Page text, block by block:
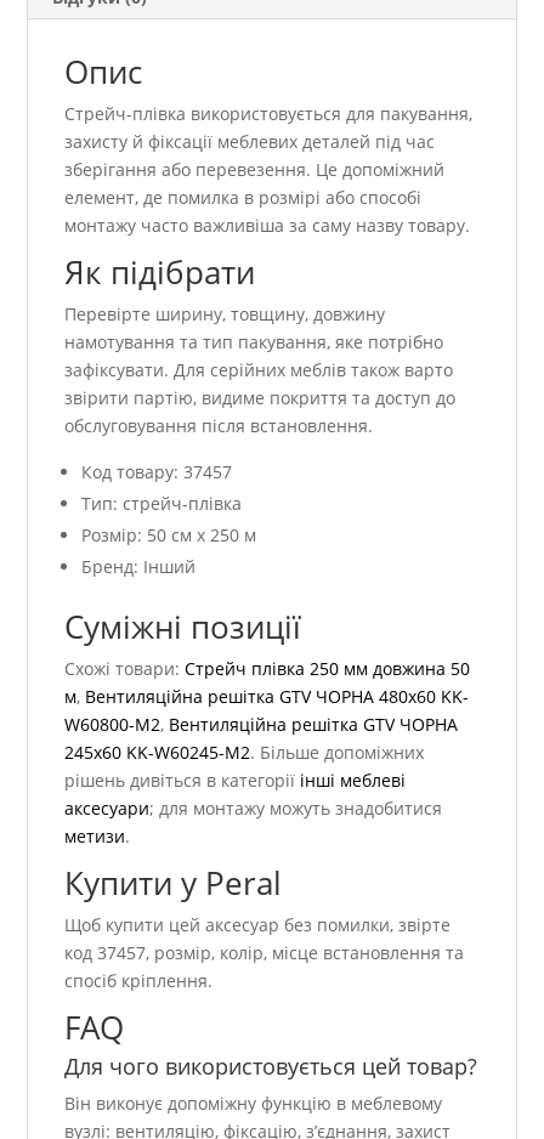
Опис
Стрейч-плівка використовується для пакування,
захисту й фіксації меблевих деталей під час
зберігання або перевезення. Це допоміжний
елемент, де помилка в розмірі або способі
монтажу часто важливіша за саму назву товару.
Як підібрати
Перевірте ширину, товщину, довжину
намотування та тип пакування, яке потрібно
зафіксувати. Для серійних меблів також варто
звірити партію, видиме покриття та доступ до
обслуговування після встановлення.
Код товару: 37457
Тип: стрейч-плівка
Розмір: 50 см x 250 м
Бренд: Інший
Суміжні позиції
Схожі товари:Стрейч плівка 250 мм довжина 50
м, Вентиляційна решітка GTV ЧОРНА 480х60 KK-
W60800-M2, Вентиляційна решітка GTV ЧОРНА
245х60 KK-W60245-M2. Більше допоміжних
рішень дивіться в категорії інші меблеві
аксесуари; для монтажу можуть знадобитися
метизи.
Купити у Peral
Щоб купити цей аксесуар без помилки, звірте
код 37457, розмір, колір, місце встановлення та
спосіб кріплення.
FAQ
Для чого використовується цей товар?
Він виконує допоміжну функцію в меблевому
вузлі: вентиляцію, фіксацію, з’єднання, захист